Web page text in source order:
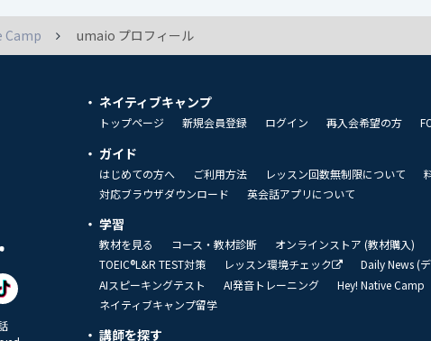
Camp umaio プロフィール
ネイティブキャンプ
トップページ 新規会員登録 ログイン 再入会希望の方
ガイド
はじめての方へ ご利用方法 レッスン回数無制限について
対応ブラウザダウンロード
英会話アプリについて
学習
教材を見る コース・教材診断 オンラインストア (教材購入)
TOEIC®L&R TEST対策
レッスン環境チェック Daily News (
AIスピーキングテスト
AI発音トレーニング Hey! Native Camp
ネイティブキャンプ留学
講師を探す